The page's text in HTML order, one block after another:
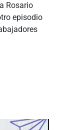
Rosario
episodio